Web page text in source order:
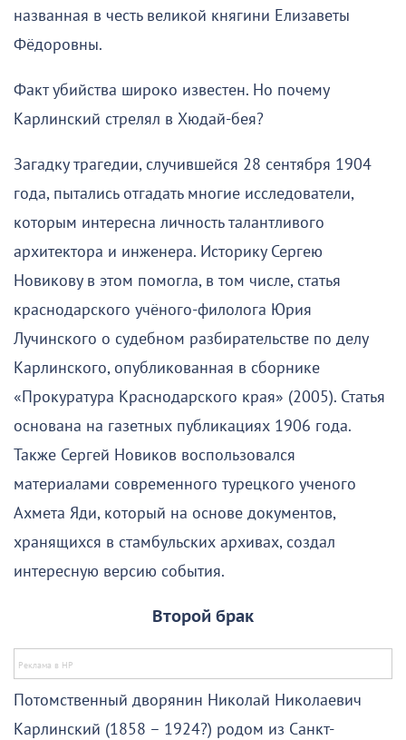
названная в честь великой княгини Елизаветы
Фёдоровны.
Факт убийства широко известен. Но почему
Карлинский стрелял в Хюдай-бея?
Загадку трагедии, случившейся 28 сентября 1904
года, пытались отгадать многие исследователи,
которым интересна личность талантливого
архитектора и инженера. Историку Сергею
Новикову в этом помогла, в том числе, статья
краснодарского учёного-филолога Юрия
Лучинского о судебном разбирательстве по делу
Карлинского, опубликованная в сборнике
«Прокуратура Краснодарского края» (2005). Статья
основана на газетных публикациях 1906 года.
Также Сергей Новиков воспользовался
материалами современного турецкого ученого
Ахмета Яди, который на основе документов,
хранящихся в стамбульских архивах, создал
интересную версию события.
Второй брак
Потомственный дворянин Николай Николаевич
Карлинский (1858 – 1924?) родом из Санкт-